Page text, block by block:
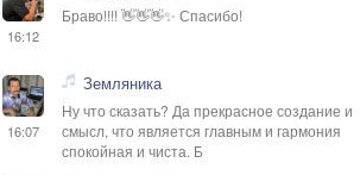
16:12
Браво!!!! 👋👋👋✨ Спасибо!
16:07
Земляника
Ну что сказать? Да прекрасное создание и
смысл, что является главным и гармония
спокойная и чиста. Б